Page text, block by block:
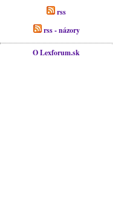
rss
rss - názory
O Lexforum.sk